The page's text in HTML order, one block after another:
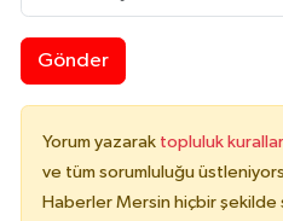
Gönder
Yorum yazarak topluluk
ve tüm sorumluluğu
Haberler Mersin hiçbir şekilde